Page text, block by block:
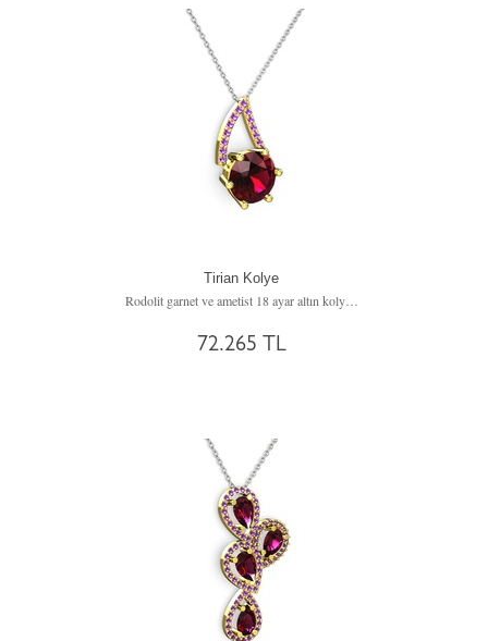
Tirian Kolye
Rodolit garnet ve ametist 18 ayar altın kolye (40 cm beyaz altın rolo zincir)
72.265 TL